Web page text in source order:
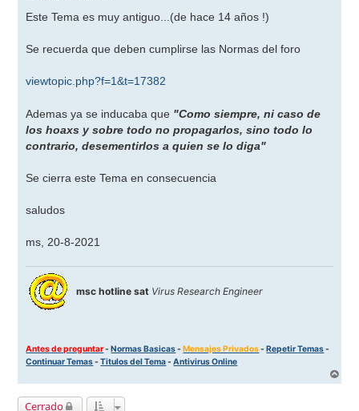
n
j
e
Este Tema es muy antiguo...(de hace 14 años !)
Se recuerda que deben cumplirse las Normas del foro
viewtopic.php?f=1&t=17382
Ademas ya se inducaba que "Como siempre, ni caso de
los hoaxs y sobre todo no propagarlos, sino todo lo
contrario, desementirlos a quien se lo diga"
Se cierra este Tema en consecuencia
saludos
ms, 20-8-2021
msc hotline sat Virus Research Engineer
Antes de preguntar-Normas Basicas-Mensajes Privados-Repetir Temas-
Continuar Temas-Titulos del Tema-Antivirus Online
r
Cerrado